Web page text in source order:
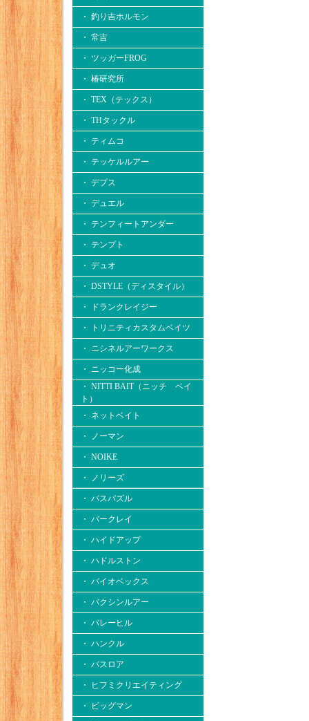
・ 釣り吉ホルモン
・ 常吉
・ ツッガーFROG
・ 椿研究所
・ TEX（テックス）
・ THタックル
・ ティムコ
・ テッケルルアー
・ デプス
・ デュエル
・ テンフィートアンダー
・ テンプト
・ デュオ
・ DSTYLE（ディスタイル）
・ ドランクレイジー
・ トリニティカスタムベイツ
・ ニシネルアーワークス
・ ニッコー化成
・ NITTI BAIT（ニッチ ベイ
ト）
・ ネットベイト
・ ノーマン
・ NOIKE
・ ノリーズ
・ バスパズル
・ バークレイ
・ ハイドアップ
・ ハドルストン
・ バイオベックス
・ バクシンルアー
・ バレーヒル
・ ハンクル
・ バスロア
・ ヒフミクリエイティング
・ ビッグマン